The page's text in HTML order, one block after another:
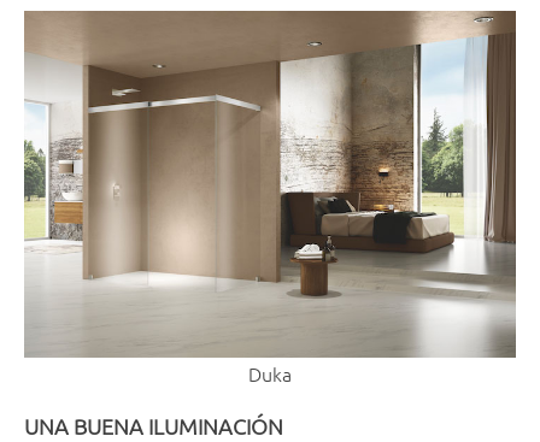
Duka
UNA BUENA ILUMINACIÓN